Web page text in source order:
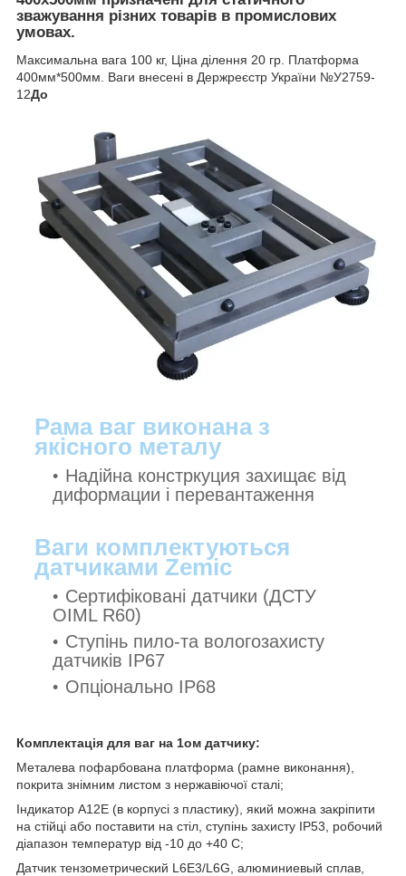
зважування різних товарів в промислових
умовах.
Максимальна вага 100 кг, Ціна ділення 20 гр. Платформа
400мм*500мм. Ваги внесені в Держреєстр України №У2759-
12До
Рама ваг виконана з
якісного металу
Надійна констркуция захищає від
диформации і перевантаження
Ваги комплектуються
датчиками Zemic
Сертифіковані датчики (ДСТУ
OIML R60)
Ступінь пило-та вологозахисту
датчиків IP67
Опціонально IP68
Комплектація для ваг на 1ом датчику:
Металева пофарбована платформа (рамне виконання),
покрита знімним листом з нержавіючої сталі;
Індикатор А12Е (в корпусі з пластику), який можна закріпити
на стійці або поставити на стіл, ступінь захисту IP53, робочий
діапазон температур від -10 до +40 С;
Датчик тензометрический L6E3/L6G, алюминиевый сплав,